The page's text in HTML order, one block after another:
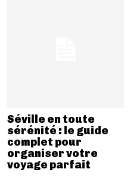
Séville en toute
sérénité : le guide
complet pour
organiser votre
voyage parfait